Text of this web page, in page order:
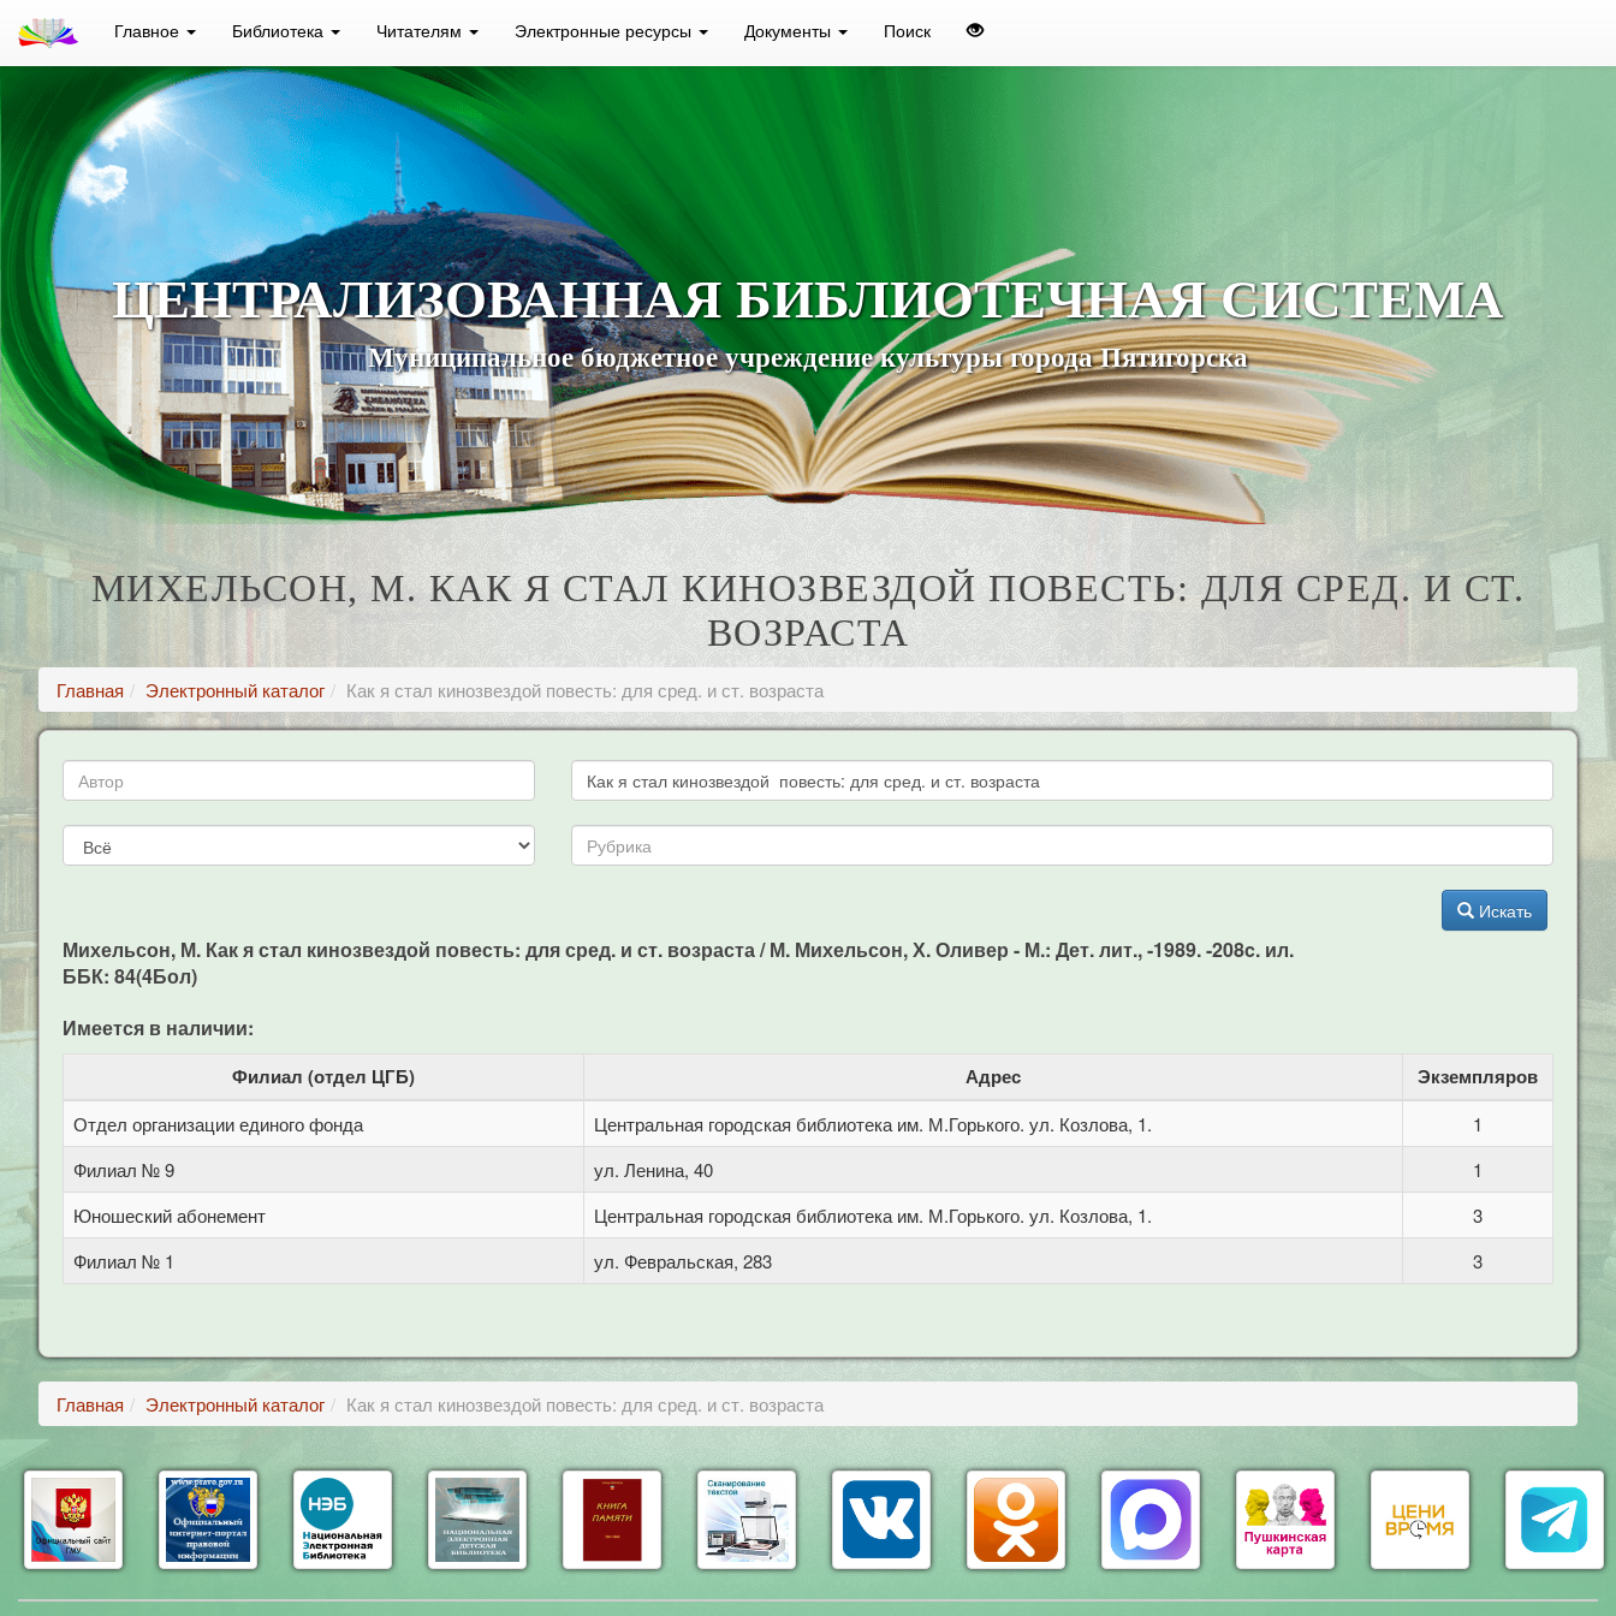
Главное Библиотека Читателям Электронные ресурсы Документы Поиск
ЦЕНТРАЛИЗОВАННАЯ БИБЛИОТЕЧНАЯ СИСТЕМА
Муниципальное бюджетное учреждение культуры города Пятигорска
МИХЕЛЬСОН, М. КАК Я СТАЛ КИНОЗВЕЗДОЙ ПОВЕСТЬ: ДЛЯ СРЕД. И СТ.
ВОЗРАСТА
Главная Электронный каталог Как я стал кинозвездой повесть: для сред. и ст. возраста
Искать
Михельсон, М. Как я стал кинозвездой повесть: для сред. и ст. возраста / М. Михельсон, Х. Оливер - М.: Дет. лит., -1989. -208c. ил.
ББК: 84(4Бол)
Имеется в наличии:
Филиал (отдел ЦГБ) Адрес Экземпляров
Отдел организации единого фонда Центральная городская библиотека им. М.Горького. ул. Козлова, 1.
1
Филиал № 9
ул. Ленина, 40
1
Юношеский абонемент
Центральная городская библиотека им. М.Горького. ул. Козлова, 1.
3
Филиал № 1
ул. Февральская, 283 3
Главная Электронный каталог Как я стал кинозвездой повесть: для сред. и ст. возраста